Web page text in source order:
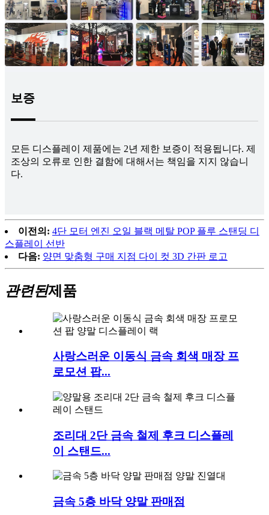
보증
모든 디스플레이 제품에는 2년 제한 보증이 적용됩니다. 제
조상의 오류로 인한 결함에 대해서는 책임을 지지 않습니
다.
이전의: 4단 모터 엔진 오일 블랙 메탈 POP 플루 스탠딩 디
스플레이 선반
다음: 양면 맞춤형 구매 지점 다이 컷 3D 간판 로고
관련된제품
사랑스러운 이동식 금속 회색 매장 프
로모션 팝...
조리대 2단 금속 철제 후크 디스플레
이 스탠드...
금속 5층 바닥 양말 판매점